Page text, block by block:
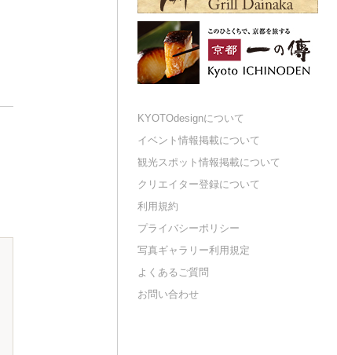
KYOTOdesignについて
イベント情報掲載について
観光スポット情報掲載について
クリエイター登録について
利用規約
プライバシーポリシー
写真ギャラリー利用規定
よくあるご質問
お問い合わせ